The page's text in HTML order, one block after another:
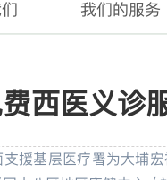
我们的服务
费西医义
西医义诊
支援基层医疗署为大埔